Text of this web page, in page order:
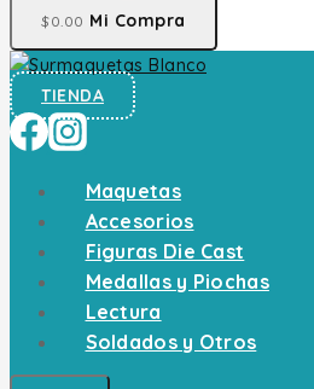
$0 .00 Mi Compra
TIENDA
Maquetas
Accesorios
Figuras Die Cast
Medallas y Piochas
Lectura
Soldados y Otros